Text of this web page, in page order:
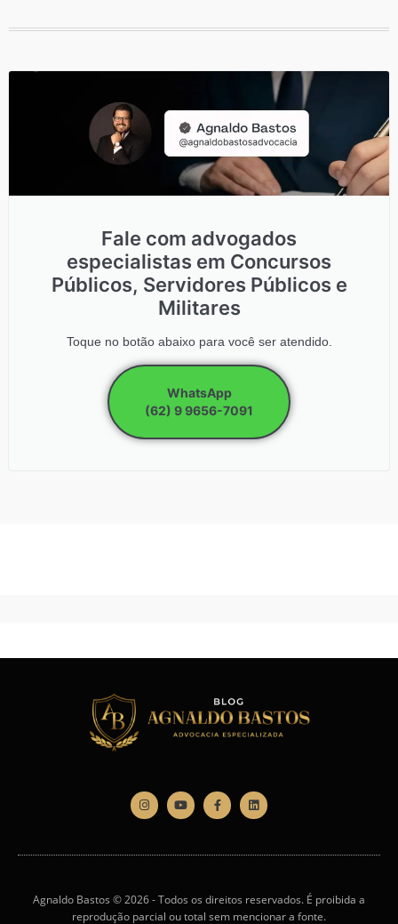
Fale com advogados
especialistas em Concursos
Públicos, Servidores Públicos e
Militares
Toque no botão abaixo para você ser atendido.
WhatsApp
(62) 9 9656-7091
Agnaldo Bastos © 2026 - Todos os direitos reservados. É proibida a
reprodução parcial ou total sem mencionar a fonte.